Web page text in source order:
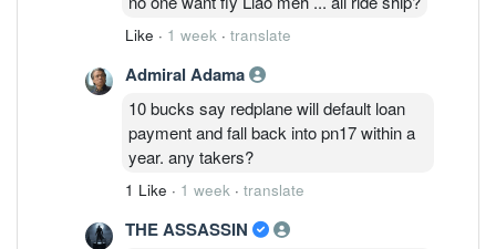
Like · 1 week · translate
Admiral Adama
10 bucks say redplane will default loan
payment and fall back into pn17 within a
year. any takers?
1 Like · 1 week · translate
THE ASSASSIN